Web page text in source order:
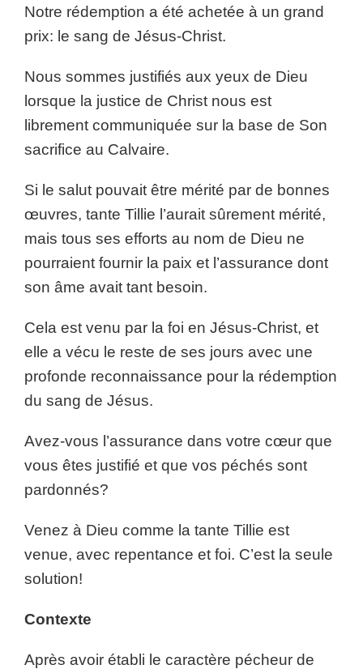
Notre rédemption a été achetée à un grand
prix: le sang de Jésus-Christ.
Nous sommes justifiés aux yeux de Dieu
lorsque la justice de Christ nous est
librement communiquée sur la base de Son
sacrifice au Calvaire.
Si le salut pouvait être mérité par de bonnes
œuvres, tante Tillie l’aurait sûrement mérité,
mais tous ses efforts au nom de Dieu ne
pourraient fournir la paix et l’assurance dont
son âme avait tant besoin.
Cela est venu par la foi en Jésus-Christ, et
elle a vécu le reste de ses jours avec une
profonde reconnaissance pour la rédemption
du sang de Jésus.
Avez-vous l’assurance dans votre cœur que
vous êtes justifié et que vos péchés sont
pardonnés?
Venez à Dieu comme la tante Tillie est
venue, avec repentance et foi. C’est la seule
solution!
Contexte
Après avoir établi le caractère pécheur de